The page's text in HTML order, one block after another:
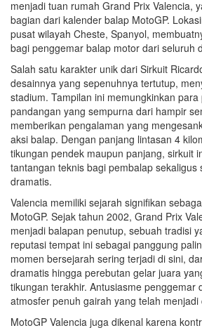
menjadi tuan rumah Grand Prix Valencia,
bagian dari kalender balap MotoGP.
pusat wilayah Cheste, Spanyol,
bagi penggemar balap motor dari seluruh
Salah satu karakter unik dari Sirkuit
desainnya yang sepenuhnya tertutup,
stadium. Tampilan ini memungkinkan
pandangan yang sempurna dari hampir
memberikan pengalaman yang
aksi balap. Dengan panjang lintasan 4
tikungan pendek maupun panjang, sirkuit
tantangan teknis bagi pembalap sekaligus
dramatis.
Valencia memiliki sejarah signifikan
MotoGP. Sejak tahun 2002, Grand Prix
menjadi balapan penutup, sebuah tradisi
reputasi tempat ini sebagai panggung
momen bersejarah sering terjadi di sini,
dramatis hingga perebutan gelar juara
tikungan terakhir. Antusiasme penggemar
atmosfer penuh gairah yang telah menjadi
MotoGP Valencia juga dikenal karena